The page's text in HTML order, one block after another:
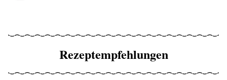
Rezeptempfehlungen